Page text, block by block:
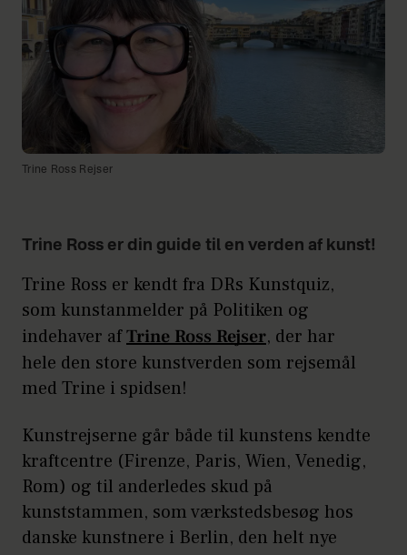
Trine Ross Rejser
Trine Ross er din guide til en verden af kunst!
Trine Ross er kendt fra DRs Kunstquiz,
som kunstanmelder på Politiken og
indehaver afTrine Ross Rejser, der har
hele den store kunstverden som rejsemål
med Trine i spidsen!
Kunstrejserne går både til kunstens kendte
kraftcentre (Firenze, Paris, Wien, Venedig,
Rom) og til anderledes skud på
kunststammen, som værkstedsbesøg hos
danske kunstnere i Berlin, den helt nye